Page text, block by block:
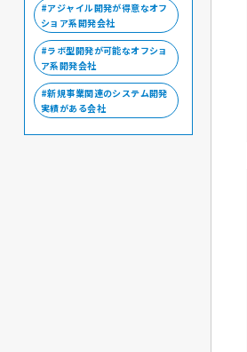
アジャイル開発が得意なオフ
ショア系開発会社
ラボ型開発が可能なオフショ
ア系開発会社
新規事業関連のシステム開発
実績がある会社